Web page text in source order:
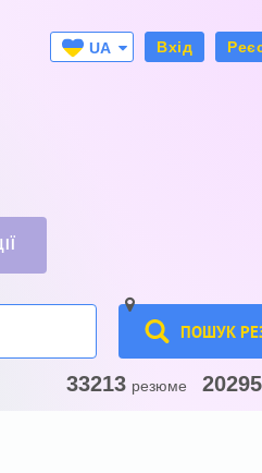
UA
Вхід
ПОШУК
33213 резюме 20295